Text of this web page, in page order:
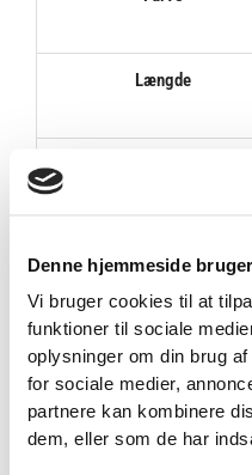
Denne hjemmeside
Vi bruger cookies til at
funktioner til sociale
oplysninger om din brug
for sociale medier,
partnere kan kombinere
dem, eller som de har
Længde
Vægtmagasin
Vægt